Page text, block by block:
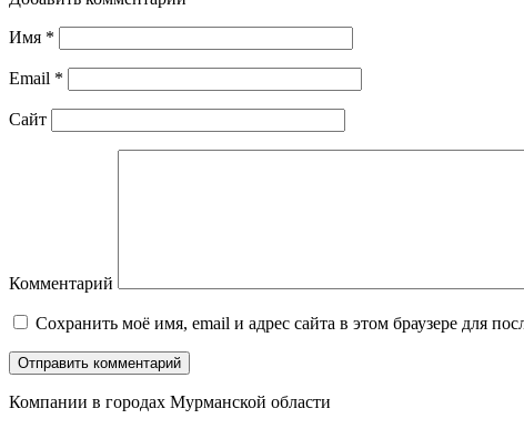
Имя *
Email *
Сайт
Комментарий
Сохранить моё имя, email и адрес сайта в этом браузере для
Компании в городах Мурманской области